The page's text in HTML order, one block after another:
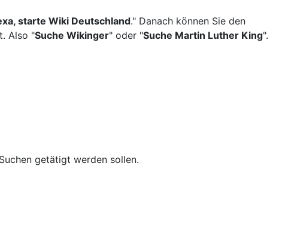
starte Wiki Deutschland." Danach können Sie den
Also "Suche Wikinger" oder "Suche Martin Luther King".
getätigt werden sollen.